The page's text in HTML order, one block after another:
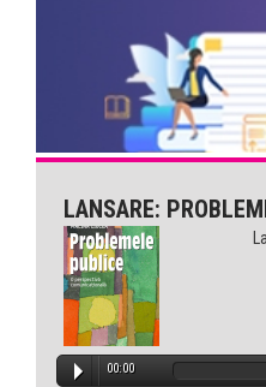
LANSARE:
00:00